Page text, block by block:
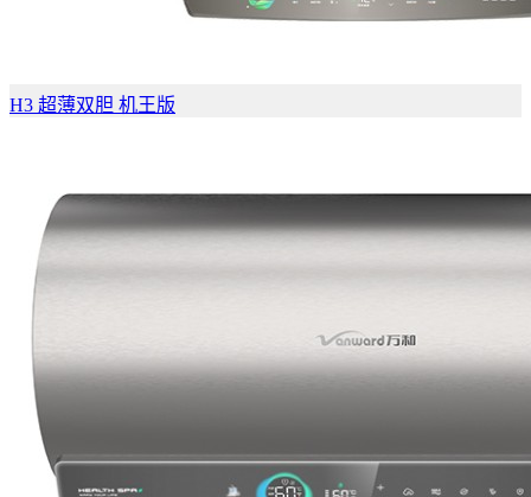
H3 超薄双胆 机王版